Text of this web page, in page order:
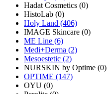
Hadat Cosmetics (0)
HistoLab (0)
Holy Land (406)
IMAGE Skincare (0)
ME Line (6)
Medi+Derma (2)
Mesoestetic (2)
NURSKIN by Optime (0)
OPTIME (147)
OYU (0)